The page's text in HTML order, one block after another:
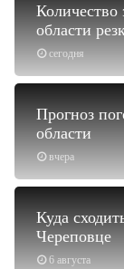
сегодня
Количество
области
вчера
Прогноз
области
6 августа
Куда
Череповце